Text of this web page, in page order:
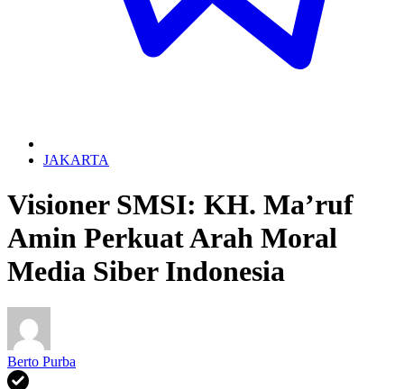
JAKARTA
Visioner SMSI: KH. Ma’ruf
Amin Perkuat Arah Moral
Media Siber Indonesia
Berto Purba